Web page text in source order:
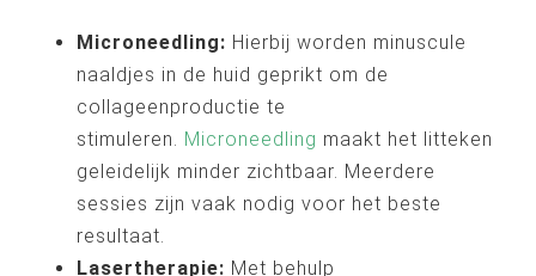
Microneedling: Hierbij worden minuscule
naaldjes in de huid geprikt om de
collageenproductie te
stimuleren. Microneedling maakt het litteken
geleidelijk minder zichtbaar. Meerdere
sessies zijn vaak nodig voor het beste
resultaat.
Lasertherapie: Met behulp